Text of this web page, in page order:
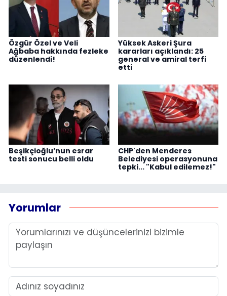
Özgür Özel ve Veli
Ağbaba hakkında fezleke
düzenlendi!
Yüksek Askeri Şura
kararları açıklandı: 25
general ve amiral terfi
etti
Beşikçioğlu’nun esrar
testi sonucu belli oldu
CHP'den Menderes
Belediyesi operasyonuna
tepki... "Kabul edilemez!"
Yorumlar